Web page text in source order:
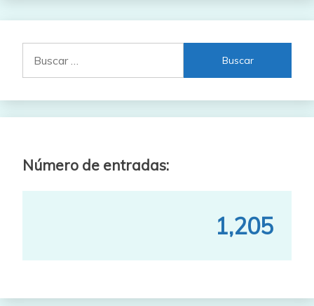
Número de entradas:
1,205